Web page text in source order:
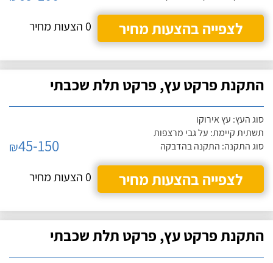
לצפייה בהצעות מחיר
0 הצעות מחיר
התקנת פרקט עץ, פרקט תלת שכבתי
סוג העץ: עץ אירוקו
תשתית קיימת: על גבי מרצפות
סוג התקנה: התקנה בהדבקה
₪45-150
לצפייה בהצעות מחיר
0 הצעות מחיר
התקנת פרקט עץ, פרקט תלת שכבתי